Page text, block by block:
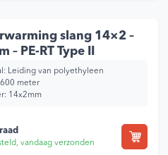
slang 14×2 –
– PE-RT Type II
Leiding van polyethyleen
meter
14x2mm
vandaag verzonden